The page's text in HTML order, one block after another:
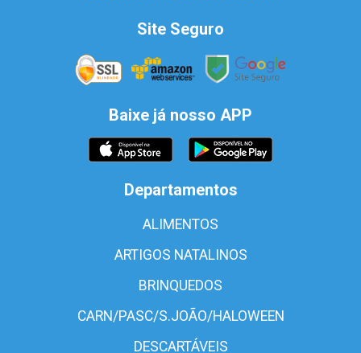
Site Seguro
Baixe já nosso APP
Departamentos
ALIMENTOS
ARTIGOS NATALINOS
BRINQUEDOS
CARN/PASC/S.JOÃO/HALOWEEN
DESCARTÁVEIS